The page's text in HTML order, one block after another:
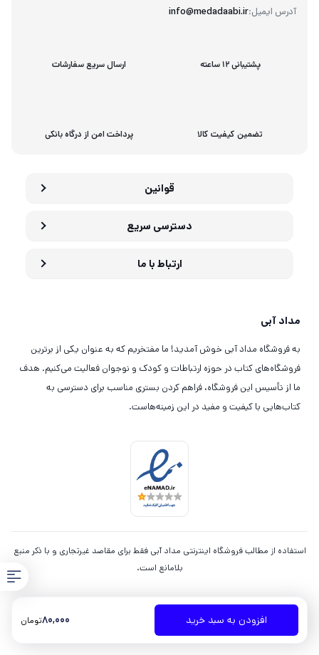
افزودن به سبد خرید 80,000تومان
آدرس ایمیل:info@medadaabi.ir
پشتیبانی 12 ساعته ارسال سریع سفارشات
تضمین کیفیت کالا پرداخت امن از درگاه بانکی
قوانین
دسترسی سریع
ارتباط با ما
مداد آبی
به فروشگاه مداد آبی خوش آمدید! ما مفتخریم که به عنوان یکی از برترین
فروشگاه‌های کتاب در حوزه ارتباطات و کودک و نوجوان فعالیت می‌کنیم. هدف
ما از تأسیس این فروشگاه، فراهم کردن بستری مناسب برای دسترسی به
کتاب‌هایی با کیفیت و مفید در این زمینه‌هاست.
استفاده از مطالب فروشگاه اینترنتی مداد آبی فقط برای مقاصد غیرتجاری و با ذکر منبع
بلامانع است.